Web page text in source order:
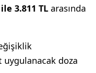
3.811 TL arasında
doza